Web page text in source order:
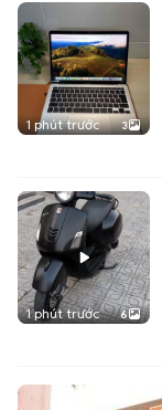
1 phút trước 3
1 phút trước 6